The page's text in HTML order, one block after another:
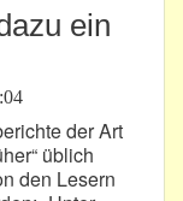
ein
der Art
üblich
den Lesern